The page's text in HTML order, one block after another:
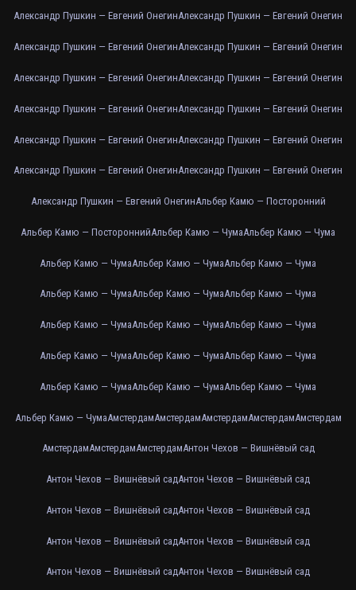
Александр Пушкин — Евгений ОнегинАлександр Пушкин — Евгений Онегин
Александр Пушкин — Евгений ОнегинАлександр Пушкин — Евгений Онегин
Александр Пушкин — Евгений ОнегинАлександр Пушкин — Евгений Онегин
Александр Пушкин — Евгений ОнегинАлександр Пушкин — Евгений Онегин
Александр Пушкин — Евгений ОнегинАлександр Пушкин — Евгений Онегин
Александр Пушкин — Евгений ОнегинАлександр Пушкин — Евгений Онегин
Александр Пушкин — Евгений ОнегинАльбер Камю — Посторонний
Альбер Камю — ПостороннийАльбер Камю — ЧумаАльбер Камю — Чума
Альбер Камю — ЧумаАльбер Камю — ЧумаАльбер Камю — Чума
Альбер Камю — ЧумаАльбер Камю — ЧумаАльбер Камю — Чума
Альбер Камю — ЧумаАльбер Камю — ЧумаАльбер Камю — Чума
Альбер Камю — ЧумаАльбер Камю — ЧумаАльбер Камю — Чума
Альбер Камю — ЧумаАльбер Камю — ЧумаАльбер Камю — Чума
Альбер Камю — ЧумаАмстердамАмстердамАмстердамАмстердамАмстердам
АмстердамАмстердамАмстердамАнтон Чехов — Вишнёвый сад
Антон Чехов — Вишнёвый садАнтон Чехов — Вишнёвый сад
Антон Чехов — Вишнёвый садАнтон Чехов — Вишнёвый сад
Антон Чехов — Вишнёвый садАнтон Чехов — Вишнёвый сад
Антон Чехов — Вишнёвый садАнтон Чехов — Вишнёвый сад